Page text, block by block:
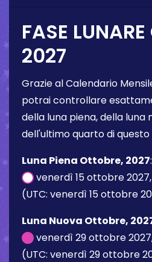
FASE
2027
Grazie al Calendario
potrai controllare
della luna piena, della luna
dell'ultimo quarto di questo
Luna Piena Ottobre, 2027:
venerdì 15 ottobre 2027,
(UTC: venerdì 15 ottobre
Luna Nuova Ottobre,
venerdì 29 ottobre
(UTC: venerdì 29 ottobre